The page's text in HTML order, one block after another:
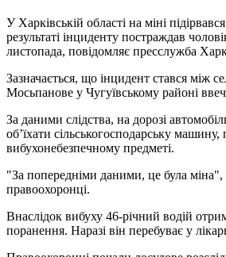
У Харківській області на міні
результаті інциденту постраждав
листопада, повідомляє пресслужба
Зазначається, що інцидент стався між
Мосьпанове у Чугуївському районі
За даними слідства, на дорозі
обʼїхати сільськогосподарську машину,
вибухонебезпечному предметі.
"За попередніми даними, це була
правоохоронці.
Внаслідок вибуху 46-річний водій
поранення. Наразі він перебуває у